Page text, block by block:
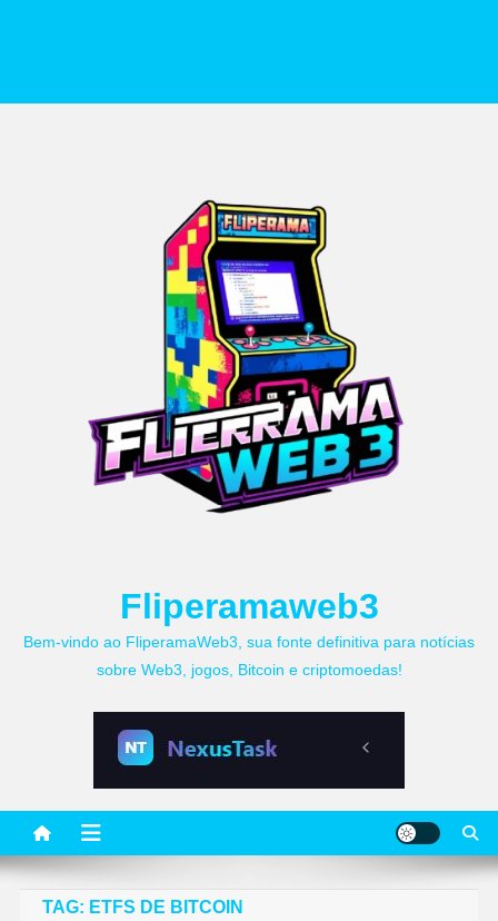
Fliperamaweb3
Bem-vindo ao FliperamaWeb3, sua fonte definitiva para notícias
sobre Web3, jogos, Bitcoin e criptomoedas!
TAG: ETFS DE BITCOIN